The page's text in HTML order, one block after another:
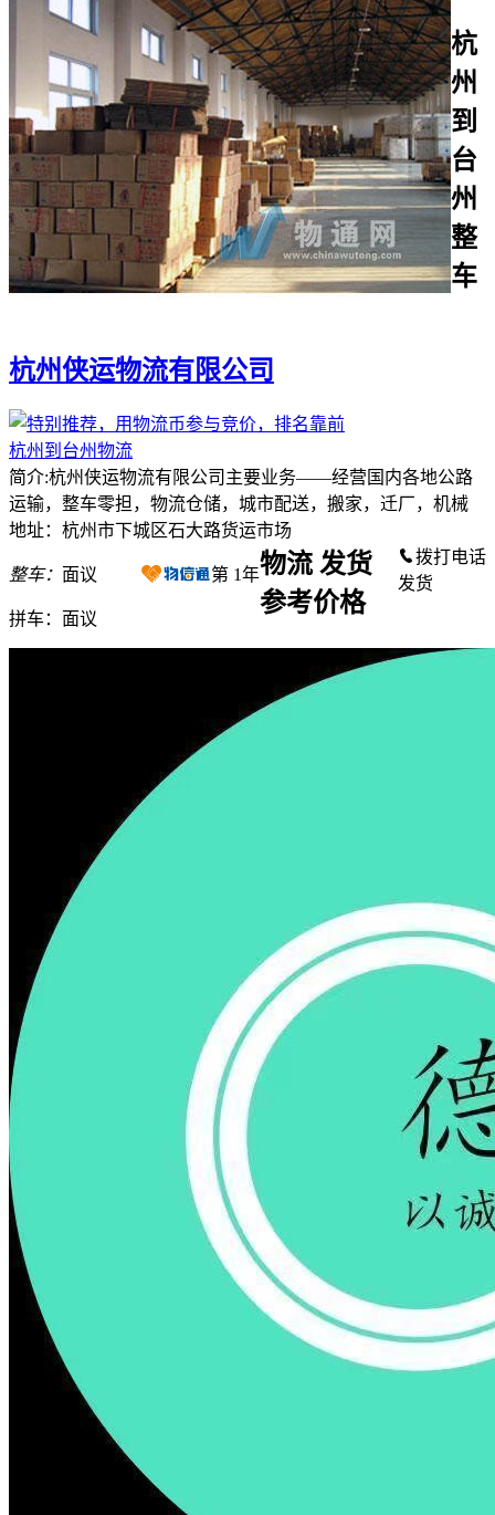
杭州侠运物流有限公司
杭州到台州物流
简介:杭州侠运物流有限公司主要业务——经营国内各地公路
运输，整车零担，物流仓储，城市配送，搬家，迁厂，机械
地址：杭州市下城区石大路货运市场
整车： 面议
拼车： 面议
第 1年
拨打电话
发货
杭
州
到
台
州
整
车
物流 发货
参考价格